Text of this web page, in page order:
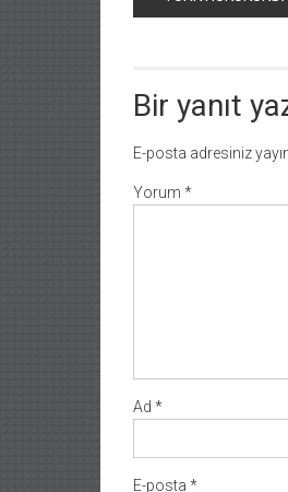
Bir yanıt
E-posta adresiniz
Yorum *
Ad *
E-posta *